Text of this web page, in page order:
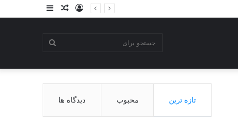
سایدبارنوشتهورود
جستجو
تازه ترین محبوب دیدگاه ها